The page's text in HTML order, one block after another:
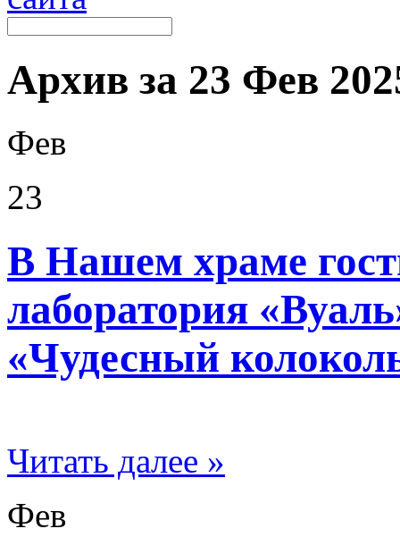
Архив за 23 Фев
Фев
23
В Нашем храме
лаборатория
«Чудесный
Читать далее »
Фев